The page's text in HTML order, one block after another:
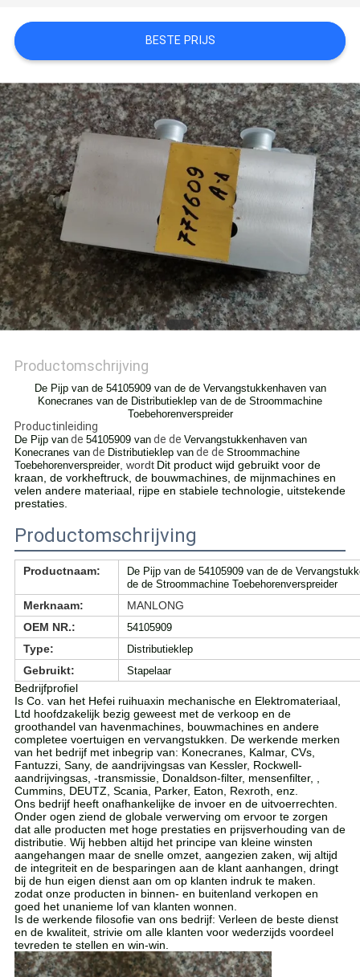
PRIVACY
POLICY
BESTE PRIJS
Productomschrijving
De Pijp van de 54105909 van de de Vervangstukkenhaven van
Konecranes van de Distributieklep van de de Stroommachine
Toebehorenverspreider
Productinleiding
De Pijp vande 54105909 vande de Vervangstukkenhaven van
Konecranes vande Distributieklep vande de Stroommachine
Toebehorenverspreider, wordt Dit product wijd gebruikt voor de
kraan, de vorkheftruck, de bouwmachines, de mijnmachines en
velen andere materiaal, rijpe en stabiele technologie, uitstekende
prestaties.
Productomschrijving
Productnaam:
De Pijp van de 54105909 van de de
de de Stroommachine Toebehorenverspreider
Merknaam:
MANLONG
OEM NR.:
54105909
Type: Distributieklep
Gebruikt: Stapelaar
Bedrijfprofiel
Is Co. van het Hefei ruihuaxin mechanische en Elektromateriaal,
Ltd hoofdzakelijk bezig geweest met de verkoop en de
groothandel van havenmachines, bouwmachines en andere
completee voertuigen en vervangstukken. De werkende merken
van het bedrijf met inbegrip van: Konecranes, Kalmar, CVs,
Fantuzzi, Sany, de aandrijvingsas van Kessler, Rockwell-
aandrijvingsas, -transmissie, Donaldson-filter, mensenfilter, ,
Cummins, DEUTZ, Scania, Parker, Eaton, Rexroth, enz.
Ons bedrijf heeft onafhankelijke de invoer en de uitvoerrechten.
Onder ogen ziend de globale verwerving om ervoor te zorgen
dat alle producten met hoge prestaties en prijsverhouding van de
distributie. Wij hebben altijd het principe van kleine winsten
aangehangen maar de snelle omzet, aangezien zaken, wij altijd
de integriteit en de besparingen aan de klant aanhangen, dringt
bij de hun eigen dienst aan om op klanten indruk te maken.
zodat onze producten in binnen- en buitenland verkopen en
goed het unanieme lof van klanten wonnen.
Is de werkende filosofie van ons bedrijf: Verleen de beste dienst
en de kwaliteit, strivie om alle klanten voor wederzijds voordeel
tevreden te stellen en win-win.